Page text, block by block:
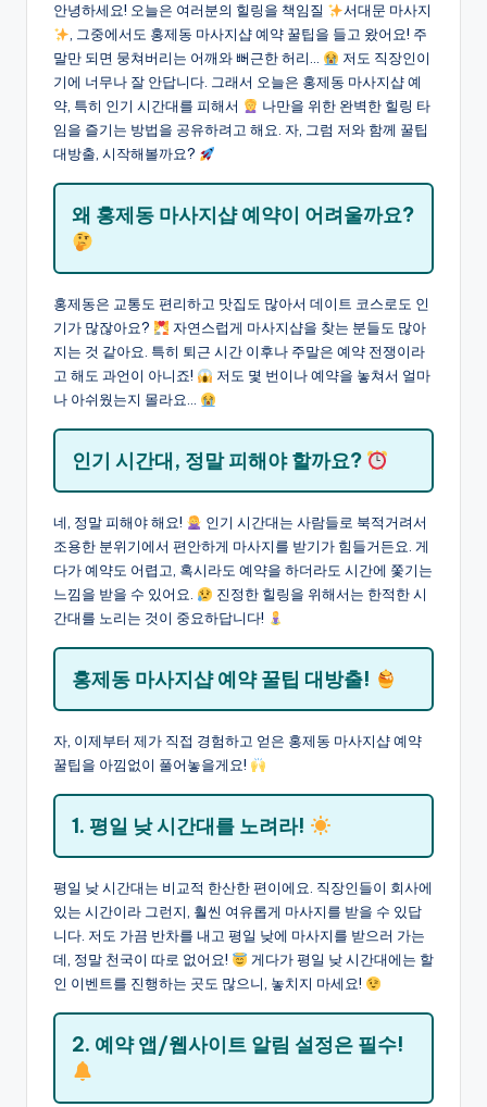
안녕하세요! 오늘은 여러분의 힐링을 책임질
서대문 마사지
, 그중에서도 홍제동 마사지샵 예약 꿀팁을 들고 왔어요! 주
말만 되면 뭉쳐버리는 어깨와 뻐근한 허리…
저도 직장인이
기에 너무나 잘 안답니다. 그래서 오늘은 홍제동 마사지샵 예
약, 특히 인기 시간대를 피해서
나만을 위한 완벽한 힐링 타
임을 즐기는 방법을 공유하려고 해요. 자, 그럼 저와 함께 꿀팁
대방출, 시작해볼까요?
왜 홍제동 마사지샵 예약이 어려울까요?
홍제동은 교통도 편리하고 맛집도 많아서 데이트 코스로도 인
기가 많잖아요?
자연스럽게 마사지샵을 찾는 분들도 많아
지는 것 같아요. 특히 퇴근 시간 이후나 주말은 예약 전쟁이라
고 해도 과언이 아니죠!
저도 몇 번이나 예약을 놓쳐서 얼마
나 아쉬웠는지 몰라요…
인기 시간대, 정말 피해야 할까요?
네, 정말 피해야 해요!
인기 시간대는 사람들로 북적거려서
조용한 분위기에서 편안하게 마사지를 받기가 힘들거든요. 게
다가 예약도 어렵고, 혹시라도 예약을 하더라도 시간에 쫓기는
느낌을 받을 수 있어요.
진정한 힐링을 위해서는 한적한 시
간대를 노리는 것이 중요하답니다!
홍제동 마사지샵 예약 꿀팁 대방출!
자, 이제부터 제가 직접 경험하고 얻은 홍제동 마사지샵 예약
꿀팁을 아낌없이 풀어놓을게요!
1. 평일 낮 시간대를 노려라!
평일 낮 시간대는 비교적 한산한 편이에요. 직장인들이 회사에
있는 시간이라 그런지, 훨씬 여유롭게 마사지를 받을 수 있답
니다. 저도 가끔 반차를 내고 평일 낮에 마사지를 받으러 가는
데, 정말 천국이 따로 없어요!
게다가 평일 낮 시간대에는 할
인 이벤트를 진행하는 곳도 많으니, 놓치지 마세요!
2. 예약 앱/웹사이트 알림 설정은 필수!